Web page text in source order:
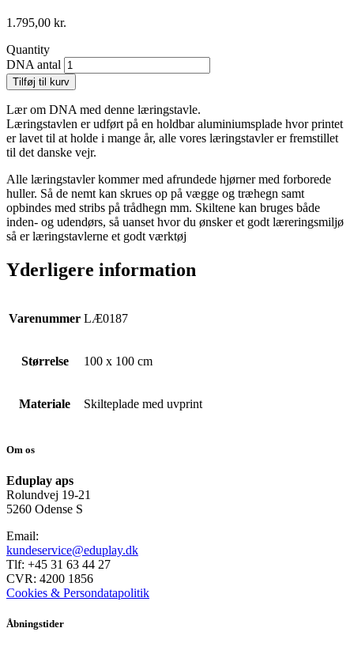
1.795,00 kr.
Quantity
DNA antal
Tilføj til kurv
Lær om DNA med denne læringstavle.
Læringstavlen er udført på en holdbar aluminiumsplade hvor printet
er lavet til at holde i mange år, alle vores læringstavler er fremstillet
til det danske vejr.
Alle læringstavler kommer med afrundede hjørner med forborede
huller. Så de nemt kan skrues op på vægge og træhegn samt
opbindes med stribs på trådhegn mm. Skiltene kan bruges både
inden- og udendørs, så uanset hvor du ønsker et godt læreringsmiljø
så er læringstavlerne et godt værktøj
Yderligere information
Varenummer LÆ0187
Størrelse 100 x 100 cm
Materiale Skilteplade med uvprint
Om os
Eduplay aps
Rolundvej 19-21
5260 Odense S
Email:
kundeservice@eduplay.dk
Tlf: +45 31 63 44 27
CVR: 4200 1856
Cookies & Persondatapolitik
Åbningstider